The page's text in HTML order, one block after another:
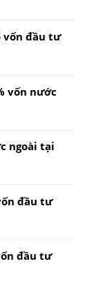
vốn đầu tư
vốn nước
ngoài tại
đầu tư
đầu tư